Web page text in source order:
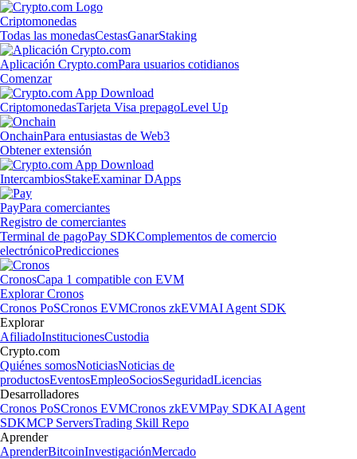
Criptomonedas
Todas las monedasCestasGanarStaking
Aplicación Crypto.comPara usuarios cotidianos
Comenzar
CriptomonedasTarjeta Visa prepagoLevel Up
OnchainPara entusiastas de Web3
Obtener extensión
IntercambiosStakeExaminar DApps
PayPara comerciantes
Registro de comerciantes
Terminal de pagoPay SDKComplementos de comercio
electrónicoPredicciones
CronosCapa 1 compatible con EVM
Explorar Cronos
Cronos PoSCronos EVMCronos zkEVMAI Agent SDK
Explorar
AfiliadoInstitucionesCustodia
Crypto.com
Quiénes somosNoticiasNoticias de
productosEventosEmpleoSociosSeguridadLicencias
Desarrolladores
Cronos PoSCronos EVMCronos zkEVMPay SDKAI Agent
SDKMCP ServersTrading Skill Repo
Aprender
AprenderBitcoinInvestigaciónMercado